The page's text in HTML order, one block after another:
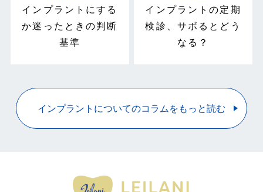
インプラントにする
か迷ったときの判断
基準
インプラントの定期
検診、サボるとどう
なる？
インプラントについてのコラムをもっと読む